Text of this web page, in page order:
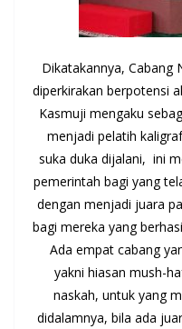
Dikatakannya, Cabang
diperkirakan berpotensi
Kasmuji mengaku
menjadi pelatih
suka duka dijalani, ini
pemerintah bagi yang
dengan menjadi juara
bagi mereka yang
Ada empat cabang
yakni hiasan mush-
naskah, untuk yang
didalamnya, bila ada